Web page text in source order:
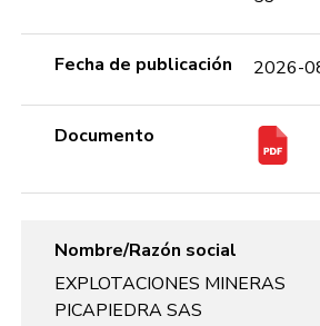
Fecha de publicación 2026-
Documento
Nombre/Razón social
EXPLOTACIONES MINERAS
PICAPIEDRA SAS